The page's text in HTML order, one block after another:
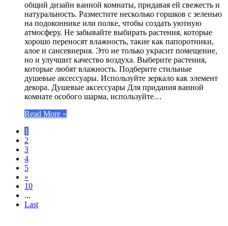
общий дизайн ванной комнаты, придавая ей свежесть и
натуральность. Разместите несколько горшков с зеленью
на подоконнике или полке, чтобы создать уютную
атмосферу. Не забывайте выбирать растения, которые
хорошо переносят влажность, такие как папоротники,
алое и сансевиерия. Это не только украсит помещение,
но и улучшит качество воздуха. Выберите растения,
которые любят влажность. Подберите стильные
душевые аксессуары. Используйте зеркало как элемент
декора. Душевые аксессуары Для придания ванной
комнате особого шарма, используйте…
Read More »
1
2
3
4
5
»
10
...
Last